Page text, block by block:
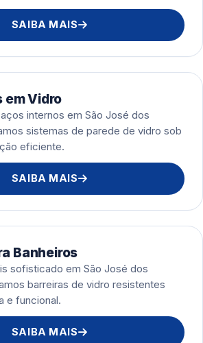
SAIBA MAIS
em Vidro
internos em São José dos
sistemas de parede de vidro sob
eficiente.
SAIBA MAIS
Banheiros
sofisticado em São José dos
barreiras de vidro resistentes
e funcional.
SAIBA MAIS